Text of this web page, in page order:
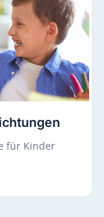
für Kinder